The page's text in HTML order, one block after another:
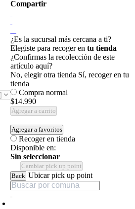
Compartir
¿Es la sucursal más cercana a ti?
Elegiste para recoger en tu tienda
¿Confirmas la recolección de este
artículo aquí?
No, elegir otra tienda Sí, recoger en tu
tienda
Compra normal
$14.990
Agregar a carrito
Agregar a favoritos
Recoger en tienda
Disponible en:
Sin seleccionar
Cambiar pick up point
Back Ubicar pick up point